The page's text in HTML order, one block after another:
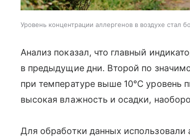
Уровень концентрации аллергенов в воздухе стал
Анализ показал, что главный
в предыдущие дни. Второй по
при температуре выше 10°C уровень
высокая влажность и осадки,
Для обработки данных